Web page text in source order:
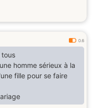
0.6
tous
homme sérieux à la
fille pour se faire